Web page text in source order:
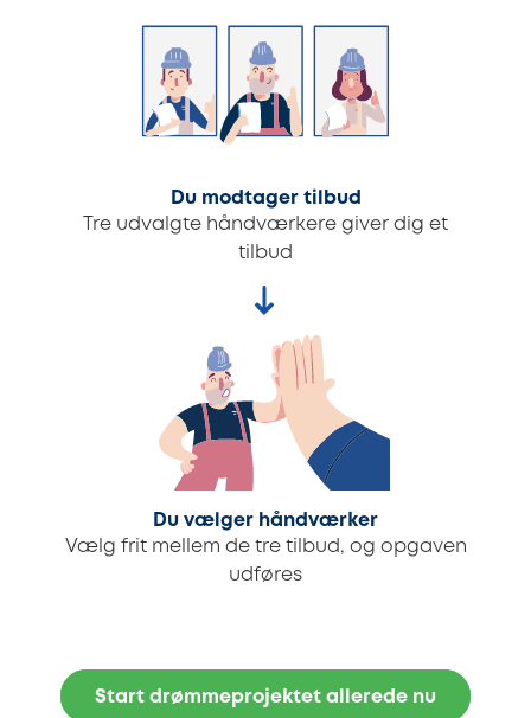
Du modtager tilbud
Tre udvalgte håndværkere giver dig et
tilbud
Du vælger håndværker
Vælg frit mellem de tre tilbud, og opgaven
udføres
Start drømmeprojektet allerede nu